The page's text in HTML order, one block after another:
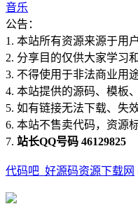
音乐
公告：
1. 本站所有资源来源于用
2. 分享目的仅供大家学习
3. 不得使用于非法商业用
4. 本站提供的源码、模板
5. 如有链接无法下载、失
6. 本站不售卖代码，资源
7. 站长QQ号码 46129825
代码吧_好源码资源下载网